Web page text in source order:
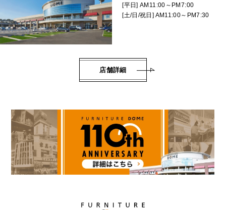
[平日] AM11:00～PM7:00
[土/日/祝日] AM11:00～PM7:30
店舗詳細